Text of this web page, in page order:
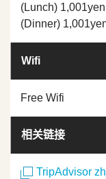
(Lunch)
(Dinner)
Wifi
Free Wifi
相关链接
TripAdvisor